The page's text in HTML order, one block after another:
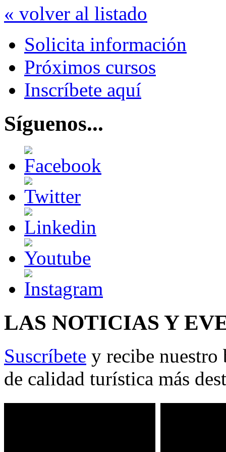
« volver al listado
Solicita información
Próximos cursos
Inscríbete aquí
Síguenos...
LAS NOTICIAS Y
Suscríbete y recibe nuestro
de calidad turística más